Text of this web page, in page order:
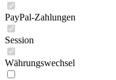
PayPal-Zahlungen
Session
Währungswechsel